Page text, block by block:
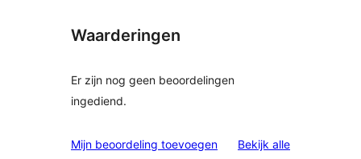
Waarderingen
Er zijn nog geen beoordelingen
ingediend.
Mijn beoordeling toevoegen Bekijk alle